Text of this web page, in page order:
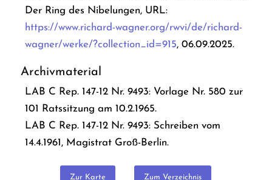
Der Ring des Nibelungen, URL:
https://www.richard-wagner.org/rwvi/de/richard-
wagner/werke/?collection_id=915, 06.09.2025.
Archivmaterial
LAB C Rep. 147-12 Nr. 9493: Vorlage Nr. 580 zur
101 Ratssitzung am 10.2.1965.
LAB C Rep. 147-12 Nr. 9493: Schreiben vom
14.4.1961, Magistrat Groß-Berlin.
Zur Karte Zum Verzeichnis